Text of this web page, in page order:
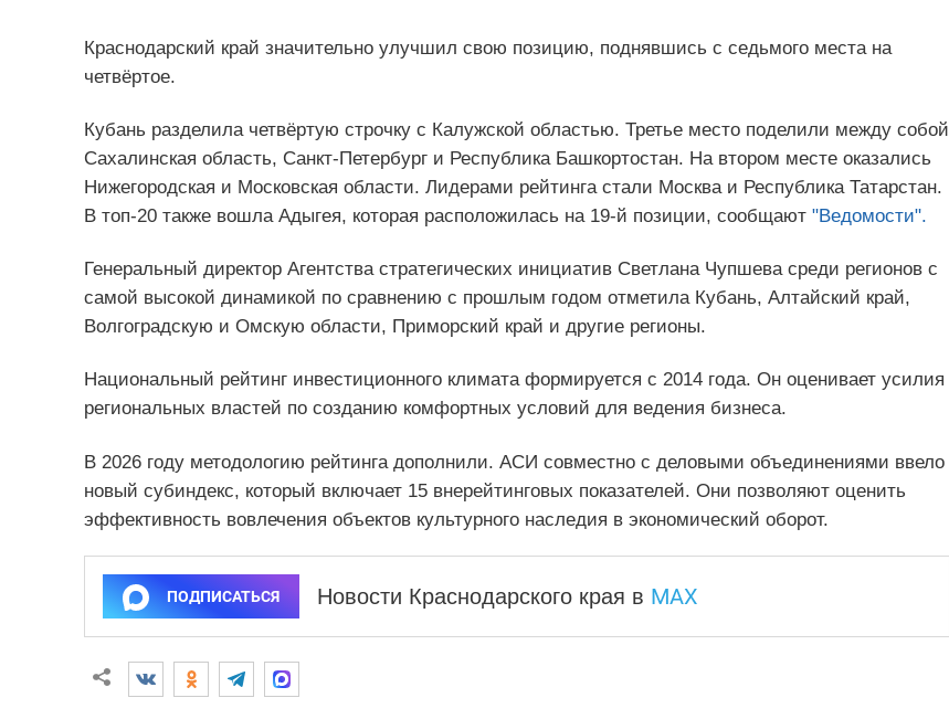
Краснодарский край значительно улучшил свою позицию, поднявшись с седьмого места на
четвёртое.
Кубань разделила четвёртую строчку с Калужской областью. Третье место поделили между собой
Сахалинская область, Санкт‑Петербург и Республика Башкортостан. На втором месте оказались
Нижегородская и Московская области. Лидерами рейтинга стали Москва и Республика Татарстан.
В топ‑20 также вошла Адыгея, которая расположилась на 19‑й позиции, сообщают "Ведомости".
Генеральный директор Агентства стратегических инициатив Светлана Чупшева среди регионов с
самой высокой динамикой по сравнению с прошлым годом отметила Кубань, Алтайский край,
Волгоградскую и Омскую области, Приморский край и другие регионы.
Национальный рейтинг инвестиционного климата формируется с 2014 года. Он оценивает усилия
региональных властей по созданию комфортных условий для ведения бизнеса.
В 2026 году методологию рейтинга дополнили. АСИ совместно с деловыми объединениями ввело
новый субиндекс, который включает 15 внерейтинговых показателей. Они позволяют оценить
эффективность вовлечения объектов культурного наследия в экономический оборот.
ПОДПИСАТЬСЯ Новости Краснодарского края в MAX